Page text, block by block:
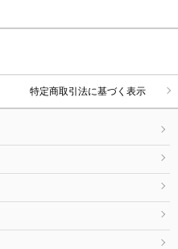
特定商取引法に基づく表示